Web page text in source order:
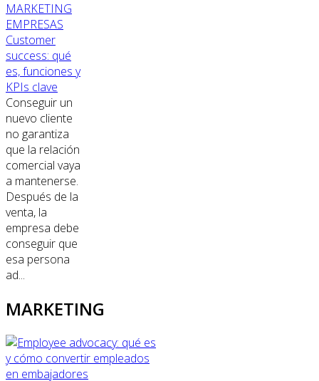
MARKETING
EMPRESAS
Customer
success: qué
es, funciones y
KPIs clave
Conseguir un
nuevo cliente
no garantiza
que la relación
comercial vaya
a mantenerse.
Después de la
venta, la
empresa debe
conseguir que
esa persona
ad...
MARKETING